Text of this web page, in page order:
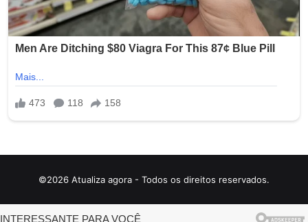
©2026 Atualiza agora - Todos os direitos reservados.